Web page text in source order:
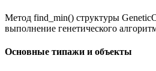
Метод find_min() структуры
выполнение генетического
Основные типажи и объекты